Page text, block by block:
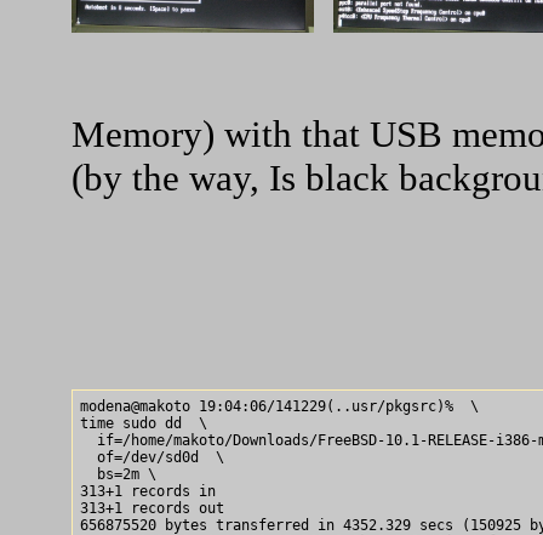
Memory) with that USB
(by the way, Is black
modena@makoto 19:04:06/141229(..usr/pkgsrc)%  \
time sudo dd  \
if=/home/makoto/Downloads/FreeBSD-10.1-RELEASE-
  of=/dev/sd0d  \
  bs=2m \
313+1 records in
313+1 records out
656875520 bytes transferred in 4352.329 secs (150925